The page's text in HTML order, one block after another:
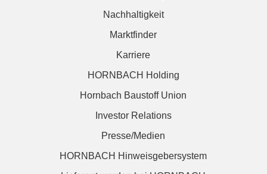
Nachhaltigkeit
Marktfinder
Karriere
HORNBACH Holding
Hornbach Baustoff Union
Investor Relations
Presse/Medien
HORNBACH Hinweisgebersystem